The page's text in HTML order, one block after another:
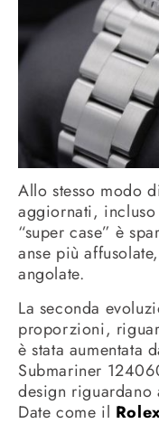
Allo stesso modo
aggiornati,
“super case” è
anse più
angolate.
La seconda
proporzioni,
è stata aumentata
Submariner
design riguardano
Date come il